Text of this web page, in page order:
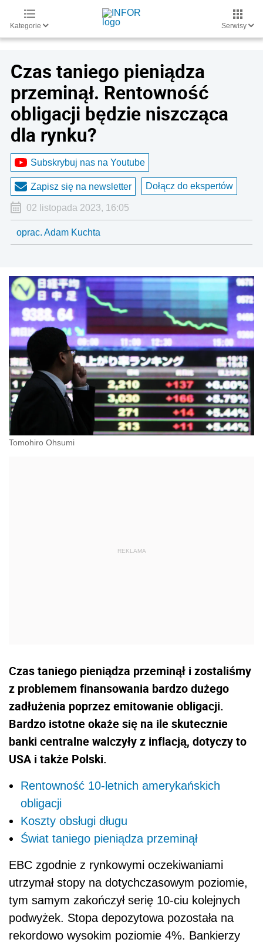
Kategorie Serwisy
Czas taniego pieniądza
przeminął. Rentowność
obligacji będzie niszcząca
dla rynku?
Subskrybuj nas na Youtube
Zapisz się na newsletter Dołącz do ekspertów
02 listopada 2023, 16:05
oprac. Adam Kuchta
Tomohiro Ohsumi
Czas taniego pieniądza przeminął i zostaliśmy
z problemem finansowania bardzo dużego
zadłużenia poprzez emitowanie obligacji.
Bardzo istotne okaże się na ile skutecznie
banki centralne walczyły z inflacją, dotyczy to
USA i także Polski.
Rentowność 10-letnich amerykańskich
obligacji
Koszty obsługi długu
Świat taniego pieniądza przeminął
EBC zgodnie z rynkowymi oczekiwaniami
utrzymał stopy na dotychczasowym poziomie,
tym samym zakończył serię 10-ciu kolejnych
podwyżek. Stopa depozytowa pozostała na
rekordowo wysokim poziomie 4%. Bankierzy